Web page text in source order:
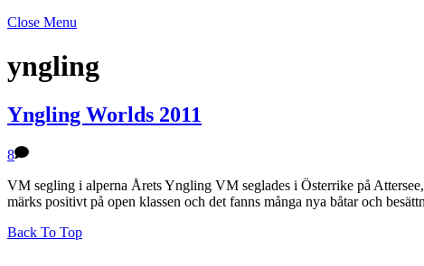
Close Menu
yngling
Yngling Worlds 2011
8
VM segling i alperna Årets Yngling VM seglades i Österrike på
märks positivt på open klassen och det fanns många nya båtar och
Back To Top